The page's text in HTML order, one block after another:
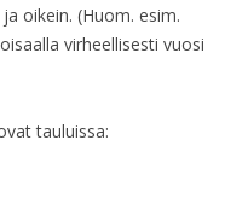
oikein. (Huom. esim.
virheellisesti vuosi
tauluissa: